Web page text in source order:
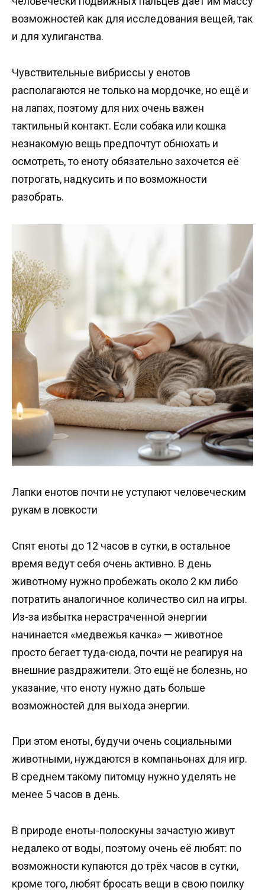
возможностей как для исследования вещей, так
и для хулиганства.
Чувствительные вибриссы у енотов
располагаются не только на мордочке, но ещё и
на лапах, поэтому для них очень важен
тактильный контакт. Если собака или кошка
незнакомую вещь предпочтут обнюхать и
осмотреть, то еноту обязательно захочется её
потрогать, надкусить и по возможности
разобрать.
Лапки енотов почти не уступают человеческим
рукам в ловкости
Спят еноты до 12 часов в сутки, в остальное
время ведут себя очень активно. В день
животному нужно пробежать около 2 км либо
потратить аналогичное количество сил на игры.
Из-за избытка нерастраченной энергии
начинается «медвежья качка» — животное
просто бегает туда-сюда, почти не реагируя на
внешние раздражители. Это ещё не болезнь, но
указание, что еноту нужно дать больше
возможностей для выхода энергии.
При этом еноты, будучи очень социальными
животными, нуждаются в компаньонах для игр.
В среднем такому питомцу нужно уделять не
менее 5 часов в день.
В природе еноты-полоскуны зачастую живут
недалеко от воды, поэтому очень её любят: по
возможности купаются до трёх часов в сутки,
кроме того, любят бросать вещи в свою поилку